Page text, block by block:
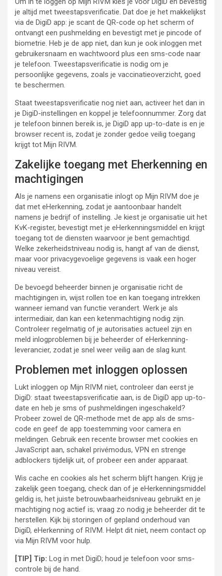
je altijd met tweestapsverificatie. Dat doe je het makkelijkst
via de DigiD app: je scant de QR-code op het scherm of
ontvangt een pushmelding en bevestigt met je pincode of
biometrie. Heb je de app niet, dan kun je ook inloggen met
gebruikersnaam en wachtwoord plus een sms-code naar
je telefoon. Tweestapsverificatie is nodig om je
persoonlijke gegevens, zoals je vaccinatieoverzicht, goed
te beschermen.
Staat tweestapsverificatie nog niet aan, activeer het dan in
je DigiD-instellingen en koppel je telefoonnummer. Zorg dat
je telefoon binnen bereik is, je DigiD app up-to-date is en je
browser recent is, zodat je zonder gedoe veilig toegang
krijgt tot Mijn RIVM.
Zakelijke toegang met Eherkenning en
machtigingen
Als je namens een organisatie inlogt op Mijn RIVM doe je
dat met eHerkenning, zodat je aantoonbaar handelt
namens je bedrijf of instelling. Je kiest je organisatie uit het
KvK-register, bevestigt met je eHerkenningsmiddel en krijgt
toegang tot de diensten waarvoor je bent gemachtigd.
Welke zekerheidstniveau nodig is, hangt af van de dienst,
maar voor privacygevoelige gegevens is vaak een hoger
niveau vereist.
De bevoegd beheerder binnen je organisatie richt de
machtigingen in, wijst rollen toe en kan toegang intrekken
wanneer iemand van functie verandert. Werk je als
intermediair, dan kan een ketenmachtiging nodig zijn.
Controleer regelmatig of je autorisaties actueel zijn en
meld inlogproblemen bij je beheerder of eHerkenning-
leverancier, zodat je snel weer veilig aan de slag kunt.
Problemen met inloggen oplossen
Lukt inloggen op Mijn RIVM niet, controleer dan eerst je
DigiD: staat tweestapsverificatie aan, is de DigiD app up-to-
date en heb je sms of pushmeldingen ingeschakeld?
Probeer zowel de QR-methode met de app als de sms-
code en geef de app toestemming voor camera en
meldingen. Gebruik een recente browser met cookies en
JavaScript aan, schakel privémodus, VPN en strenge
adblockers tijdelijk uit, of probeer een ander apparaat.
Wis cache en cookies als het scherm blijft hangen. Krijg je
zakelijk geen toegang, check dan of je eHerkenningsmiddel
geldig is, het juiste betrouwbaarheidsniveau gebruikt en je
machtiging nog actief is; vraag zo nodig je beheerder dit te
herstellen. Kijk bij storingen of gepland onderhoud van
DigiD, eHerkenning of RIVM. Helpt dit niet, neem contact op
via Mijn RIVM voor hulp.
[TIP] Tip: Log in met DigiD; houd je telefoon voor sms-
controle bij de hand.